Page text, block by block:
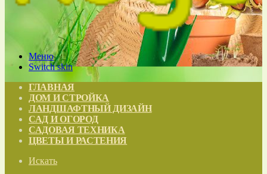
Меню
Switch skin
ГЛАВНАЯ
ДОМ И СТРОЙКА
ЛАНДШАФТНЫЙ ДИЗАЙН
САД И ОГОРОД
САДОВАЯ ТЕХНИКА
ЦВЕТЫ И РАСТЕНИЯ
Искать